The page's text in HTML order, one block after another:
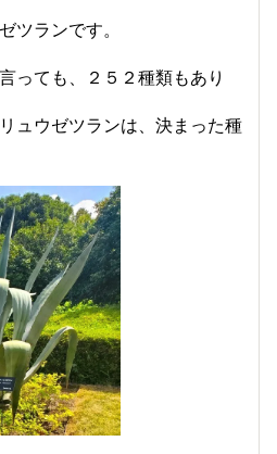
ツランです。
っても、２５２種類もあり
ュウゼツランは、決まった種